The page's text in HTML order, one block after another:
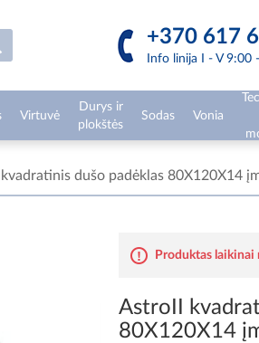
+370 617
Info linija I - V 9:00
Virtuvė
Durys ir
plokštės
Sodas Vonia
dušo padėklas 80X120X14
Produktas laikinai
AstroII
80X120X14